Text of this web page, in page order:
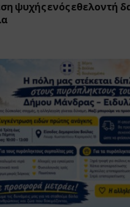
ψυχής ενός εθελοντή